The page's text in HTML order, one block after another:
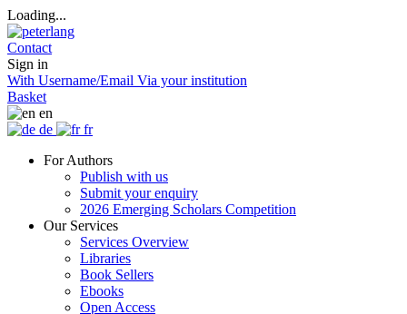
Loading...
Contact
Sign in
With Username/Email Via your institution
Basket
en
de
fr
For Authors
Publish with us
Submit your enquiry
2026 Emerging Scholars Competition
Our Services
Services Overview
Libraries
Book Sellers
Ebooks
Open Access